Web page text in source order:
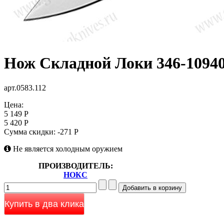
Нож Складной Локи 346-
арт.0583.112
Цена:
5 149 Р
5 420 Р
Сумма скидки: -271 Р
Не является холодным оружием
ПРОИЗВОДИТЕЛЬ:
НОКС
Купить в два клика